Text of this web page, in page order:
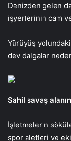
Denizden gelen
işyerlerinin cam
Yürüyüş
dev dalgalar
Sahil savaş
İşletmelerin
spor aletleri ve